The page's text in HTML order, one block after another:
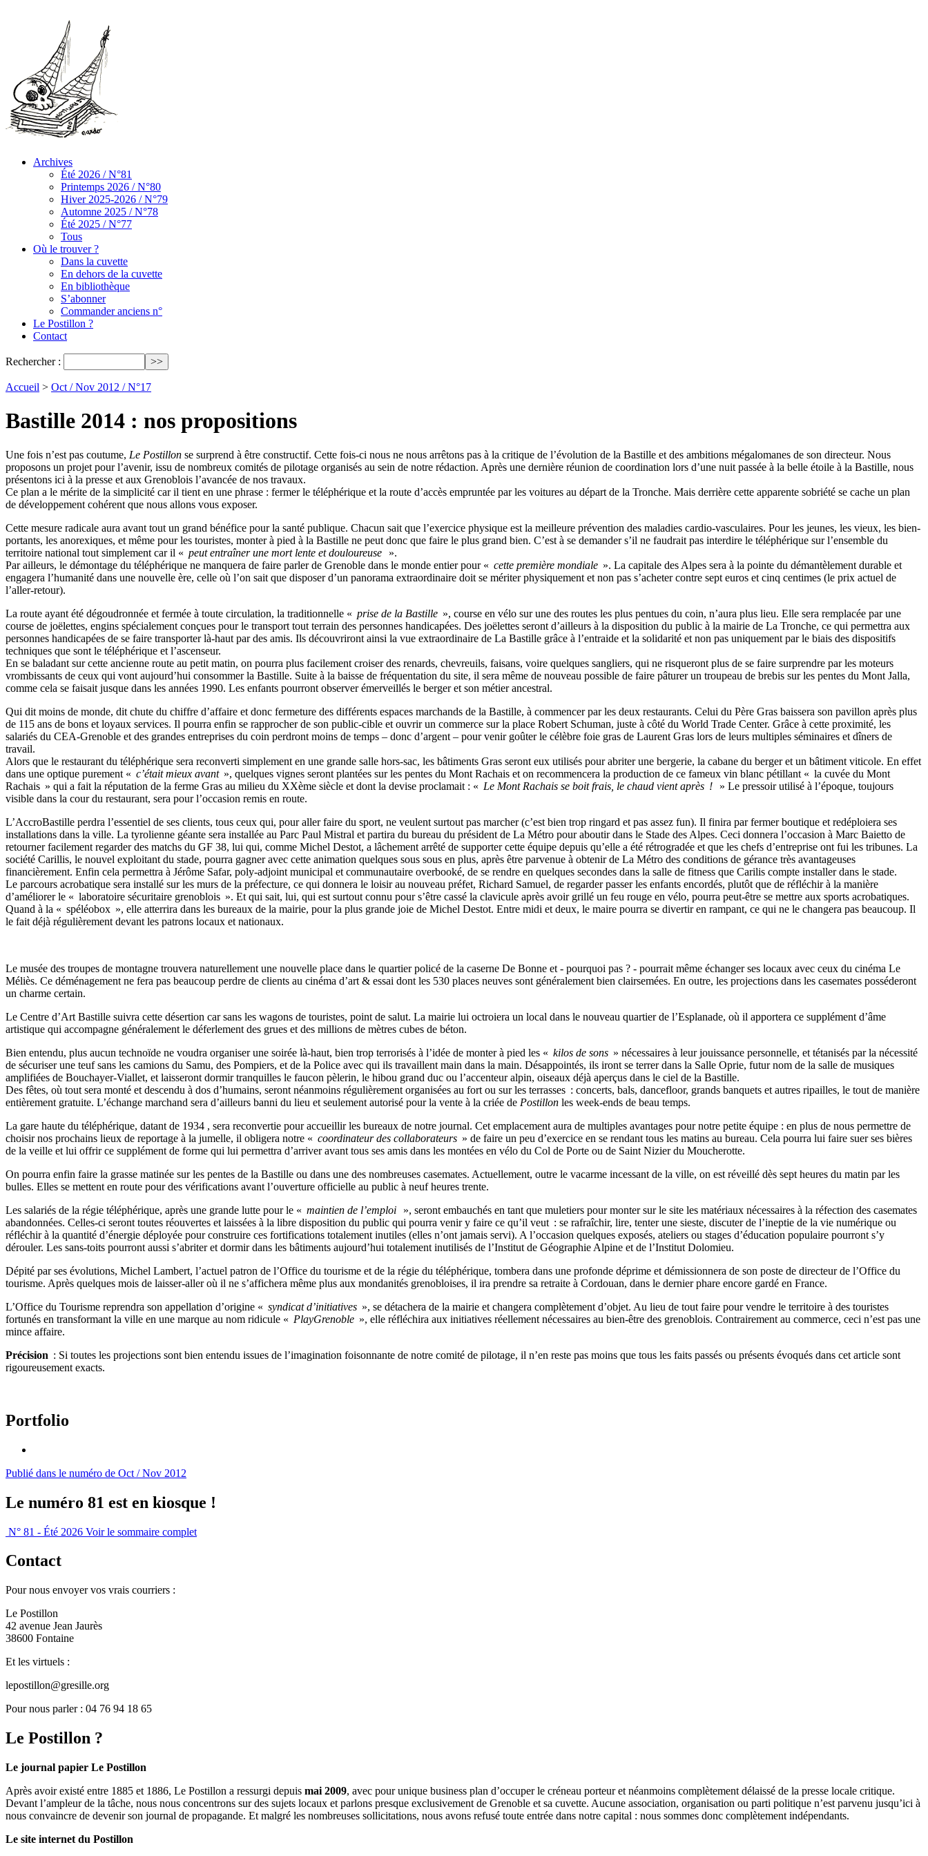
Archives
Été 2026 / N°81
Printemps 2026 / N°80
Hiver 2025-2026 / N°79
Automne 2025 / N°78
Été 2025 / N°77
Tous
Où le trouver ?
Dans la cuvette
En dehors de la cuvette
En bibliothèque
S’abonner
Commander anciens n°
Le Postillon ?
Contact
Rechercher :
Accueil > Oct / Nov 2012 / N°17
Bastille 2014 : nos propositions
Une fois n’est pas coutume, Le Postillon se surprend à être constructif. Cette fois-ci nous ne nous arrêtons pas à la critique de l’évolution de la Bastille et des ambitions mégalomanes de son directeur. Nous
proposons un projet pour l’avenir, issu de nombreux comités de pilotage organisés au sein de notre rédaction. Après une dernière réunion de coordination lors d’une nuit passée à la belle étoile à la Bastille, nous
présentons ici à la presse et aux Grenoblois l’avancée de nos travaux.
Ce plan a le mérite de la simplicité car il tient en une phrase : fermer le téléphérique et la route d’accès empruntée par les voitures au départ de la Tronche. Mais derrière cette apparente sobriété se cache un plan
de développement cohérent que nous allons vous exposer.
Cette mesure radicale aura avant tout un grand bénéfice pour la santé publique. Chacun sait que l’exercice physique est la meilleure prévention des maladies cardio-vasculaires. Pour les jeunes, les vieux, les bien-
portants, les anorexiques, et même pour les touristes, monter à pied à la Bastille ne peut donc que faire le plus grand bien. C’est à se demander s’il ne faudrait pas interdire le téléphérique sur l’ensemble du
territoire national tout simplement car il « peut entraîner une mort lente et douloureuse
».
Par ailleurs, le démontage du téléphérique ne manquera de faire parler de Grenoble dans le monde entier pour « cette première mondiale ». La capitale des Alpes sera à la pointe du démantèlement durable et
engagera l’humanité dans une nouvelle ère, celle où l’on sait que disposer d’un panorama extraordinaire doit se mériter physiquement et non pas s’acheter contre sept euros et cinq centimes (le prix actuel de
l’aller-retour).
La route ayant été dégoudronnée et fermée à toute circulation, la traditionnelle « prise de la Bastille », course en vélo sur une des routes les plus pentues du coin, n’aura plus lieu. Elle sera remplacée par une
course de joëlettes, engins spécialement conçues pour le transport tout terrain des personnes handicapées. Des joëlettes seront d’ailleurs à la disposition du public à la mairie de La Tronche, ce qui permettra aux
personnes handicapées de se faire transporter là-haut par des amis. Ils découvriront ainsi la vue extraordinaire de La Bastille grâce à l’entraide et la solidarité et non pas uniquement par le biais des dispositifs
techniques que sont le téléphérique et l’ascenseur.
En se baladant sur cette ancienne route au petit matin, on pourra plus facilement croiser des renards, chevreuils, faisans, voire quelques sangliers, qui ne risqueront plus de se faire surprendre par les moteurs
vrombissants de ceux qui vont aujourd’hui consommer la Bastille. Suite à la baisse de fréquentation du site, il sera même de nouveau possible de faire pâturer un troupeau de brebis sur les pentes du Mont Jalla,
comme cela se faisait jusque dans les années 1990. Les enfants pourront observer émerveillés le berger et son métier ancestral.
Qui dit moins de monde, dit chute du chiffre d’affaire et donc fermeture des différents espaces marchands de la Bastille, à commencer par les deux restaurants. Celui du Père Gras baissera son pavillon après plus
de 115 ans de bons et loyaux services. Il pourra enfin se rapprocher de son public-cible et ouvrir un commerce sur la place Robert Schuman, juste à côté du World Trade Center. Grâce à cette proximité, les
salariés du CEA-Grenoble et des grandes entreprises du coin perdront moins de temps – donc d’argent – pour venir goûter le célèbre foie gras de Laurent Gras lors de leurs multiples séminaires et dîners de
travail.
Alors que le restaurant du téléphérique sera reconverti simplement en une grande salle hors-sac, les bâtiments Gras seront eux utilisés pour abriter une bergerie, la cabane du berger et un bâtiment viticole. En effet
dans une optique purement « c’était mieux avant», quelques vignes seront plantées sur les pentes du Mont Rachais et on recommencera la production de ce fameux vin blanc pétillant « la cuvée du Mont
Rachais » qui a fait la réputation de la ferme Gras au milieu du XXème siècle et dont la devise proclamait : « Le Mont Rachais se boit frais, le chaud vient après !
» Le pressoir utilisé à l’époque, toujours
visible dans la cour du restaurant, sera pour l’occasion remis en route.
L’AccroBastille perdra l’essentiel de ses clients, tous ceux qui, pour aller faire du sport, ne veulent surtout pas marcher (c’est bien trop ringard et pas assez fun). Il finira par fermer boutique et redéploiera ses
installations dans la ville. La tyrolienne géante sera installée au Parc Paul Mistral et partira du bureau du président de La Métro pour aboutir dans le Stade des Alpes. Ceci donnera l’occasion à Marc Baietto de
retourner facilement regarder des matchs du GF 38, lui qui, comme Michel Destot, a lâchement arrêté de supporter cette équipe depuis qu’elle a été rétrogradée et que les chefs d’entreprise ont fui les tribunes. La
société Carillis, le nouvel exploitant du stade, pourra gagner avec cette animation quelques sous sous en plus, après être parvenue à obtenir de La Métro des conditions de gérance très avantageuses
financièrement. Enfin cela permettra à Jérôme Safar, poly-adjoint municipal et communautaire overbooké, de se rendre en quelques secondes dans la salle de fitness que Carilis compte installer dans le stade.
Le parcours acrobatique sera installé sur les murs de la préfecture, ce qui donnera le loisir au nouveau préfet, Richard Samuel, de regarder passer les enfants encordés, plutôt que de réfléchir à la manière
d’améliorer le « laboratoire sécuritaire grenoblois ». Et qui sait, lui, qui est surtout connu pour s’être cassé la clavicule après avoir grillé un feu rouge en vélo, pourra peut-être se mettre aux sports acrobatiques.
Quand à la « spéléobox », elle atterrira dans les bureaux de la mairie, pour la plus grande joie de Michel Destot. Entre midi et deux, le maire pourra se divertir en rampant, ce qui ne le changera pas beaucoup. Il
le fait déjà régulièrement devant les patrons locaux et nationaux.
Le musée des troupes de montagne trouvera naturellement une nouvelle place dans le quartier policé de la caserne De Bonne et - pourquoi pas ? - pourrait même échanger ses locaux avec ceux du cinéma Le
Méliès. Ce déménagement ne fera pas beaucoup perdre de clients au cinéma d’art & essai dont les 530 places neuves sont généralement bien clairsemées. En outre, les projections dans les casemates posséderont
un charme certain.
Le Centre d’Art Bastille suivra cette désertion car sans les wagons de touristes, point de salut. La mairie lui octroiera un local dans le nouveau quartier de l’Esplanade, où il apportera ce supplément d’âme
artistique qui accompagne généralement le déferlement des grues et des millions de mètres cubes de béton.
Bien entendu, plus aucun technoïde ne voudra organiser une soirée là-haut, bien trop terrorisés à l’idée de monter à pied les « kilos de sons » nécessaires à leur jouissance personnelle, et tétanisés par la nécessité
de sécuriser une teuf sans les camions du Samu, des Pompiers, et de la Police avec qui ils travaillent main dans la main. Désappointés, ils iront se terrer dans la Salle Oprie, futur nom de la salle de musiques
amplifiées de Bouchayer-Viallet, et laisseront dormir tranquilles le faucon pèlerin, le hibou grand duc ou l’accenteur alpin, oiseaux déjà aperçus dans le ciel de la Bastille.
Des fêtes, où tout sera monté et descendu à dos d’humains, seront néanmoins régulièrement organisées au fort ou sur les terrasses : concerts, bals, dancefloor, grands banquets et autres ripailles, le tout de manière
entièrement gratuite. L’échange marchand sera d’ailleurs banni du lieu et seulement autorisé pour la vente à la criée de Postillon les week-ends de beau temps.
La gare haute du téléphérique, datant de 1934 , sera reconvertie pour accueillir les bureaux de notre journal. Cet emplacement aura de multiples avantages pour notre petite équipe : en plus de nous permettre de
choisir nos prochains lieux de reportage à la jumelle, il obligera notre « coordinateur des collaborateurs » de faire un peu d’exercice en se rendant tous les matins au bureau. Cela pourra lui faire suer ses bières
de la veille et lui offrir ce supplément de forme qui lui permettra d’arriver avant tous ses amis dans les montées en vélo du Col de Porte ou de Saint Nizier du Moucherotte.
On pourra enfin faire la grasse matinée sur les pentes de la Bastille ou dans une des nombreuses casemates. Actuellement, outre le vacarme incessant de la ville, on est réveillé dès sept heures du matin par les
bulles. Elles se mettent en route pour des vérifications avant l’ouverture officielle au public à neuf heures trente.
Les salariés de la régie téléphérique, après une grande lutte pour le « maintien de l’emploi
», seront embauchés en tant que muletiers pour monter sur le site les matériaux nécessaires à la réfection des casemates
abandonnées. Celles-ci seront toutes réouvertes et laissées à la libre disposition du public qui pourra venir y faire ce qu’il veut : se rafraîchir, lire, tenter une sieste, discuter de l’ineptie de la vie numérique ou
réfléchir à la quantité d’énergie déployée pour construire ces fortifications totalement inutiles (elles n’ont jamais servi). A l’occasion quelques exposés, ateliers ou stages d’éducation populaire pourront s’y
dérouler. Les sans-toits pourront aussi s’abriter et dormir dans les bâtiments aujourd’hui totalement inutilisés de l’Institut de Géographie Alpine et de l’Institut Dolomieu.
Dépité par ses évolutions, Michel Lambert, l’actuel patron de l’Office du tourisme et de la régie du téléphérique, tombera dans une profonde déprime et démissionnera de son poste de directeur de l’Office du
tourisme. Après quelques mois de laisser-aller où il ne s’affichera même plus aux mondanités grenobloises, il ira prendre sa retraite à Cordouan, dans le dernier phare encore gardé en France.
L’Office du Tourisme reprendra son appellation d’origine « syndicat d’initiatives », se détachera de la mairie et changera complètement d’objet. Au lieu de tout faire pour vendre le territoire à des touristes
fortunés en transformant la ville en une marque au nom ridicule « PlayGrenoble », elle réfléchira aux initiatives réellement nécessaires au bien-être des grenoblois. Contrairement au commerce, ceci n’est pas une
mince affaire.
Précision : Si toutes les projections sont bien entendu issues de l’imagination foisonnante de notre comité de pilotage, il n’en reste pas moins que tous les faits passés ou présents évoqués dans cet article sont
rigoureusement exacts.
Portfolio
Publié dans le numéro de Oct / Nov 2012
Le numéro 81 est en kiosque !
N° 81 - Été 2026 Voir le sommaire complet
Contact
Pour nous envoyer vos vrais courriers :
Le Postillon
42 avenue Jean Jaurès
38600 Fontaine
Et les virtuels :
lepostillon@gresille.org
Pour nous parler : 04 76 94 18 65
Le Postillon ?
Le journal papier Le Postillon
Après avoir existé entre 1885 et 1886, Le Postillon a ressurgi depuis mai 2009, avec pour unique business plan d’occuper le créneau porteur et néanmoins complètement délaissé de la presse locale critique.
Devant l’ampleur de la tâche, nous nous concentrons sur des sujets locaux et parlons presque exclusivement de Grenoble et sa cuvette. Aucune association, organisation ou parti politique n’est parvenu jusqu’ici à
nous convaincre de devenir son journal de propagande. Et malgré les nombreuses sollicitations, nous avons refusé toute entrée dans notre capital : nous sommes donc complètement indépendants.
Le site internet du Postillon